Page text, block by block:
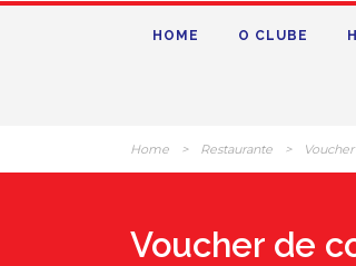
HOME O CLUBE
Home > Restaurante >
Voucher de